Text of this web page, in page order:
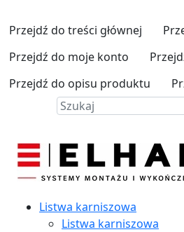
Przejdź do treści głównej
Przejdź do moje konto
Przejdź do opisu produktu
Listwa karniszowa
Listwa karniszowa